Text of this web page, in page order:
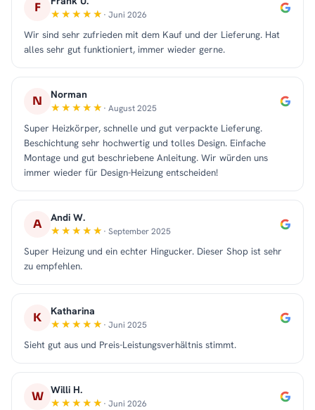
F · Juni 2026
Wir sind sehr zufrieden mit dem Kauf und der Lieferung. Hat
alles sehr gut funktioniert, immer wieder gerne.
N Norman
· August 2025
Super Heizkörper, schnelle und gut verpackte Lieferung.
Beschichtung sehr hochwertig und tolles Design. Einfache
Montage und gut beschriebene Anleitung. Wir würden uns
immer wieder für Design-Heizung entscheiden!
A Andi W.
· September 2025
Super Heizung und ein echter Hingucker. Dieser Shop ist sehr
zu empfehlen.
K Katharina
· Juni 2025
Sieht gut aus und Preis-Leistungsverhältnis stimmt.
W Willi H.
· Juni 2026